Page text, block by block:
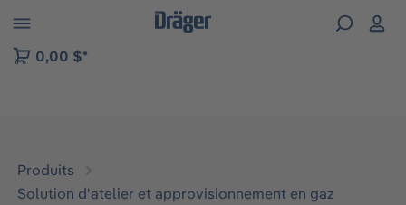
to B2B platform navigation
0,00 $*
Produits
Solution d'atelier et approvisionnement en gaz